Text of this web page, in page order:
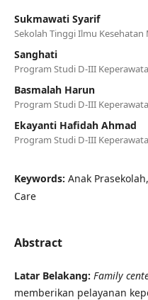
Sukmawati Syarif
Sekolah Tinggi Ilmu Kesehatan
Sanghati
Program Studi D-III
Basmalah Harun
Program Studi D-III
Ekayanti Hafidah Ahmad
Program Studi D-III
Keywords: Anak
Care
Abstract
Latar Belakang: Family
memberikan pelayanan